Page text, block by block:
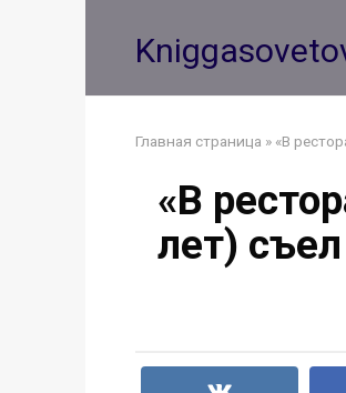
Главная страница » «В
«В
лет)